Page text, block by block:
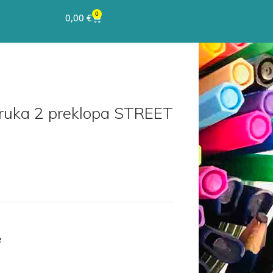
0,00€ 0
2 preklopa STREET